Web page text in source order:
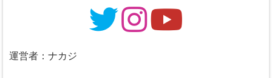
運営者：ナカジ